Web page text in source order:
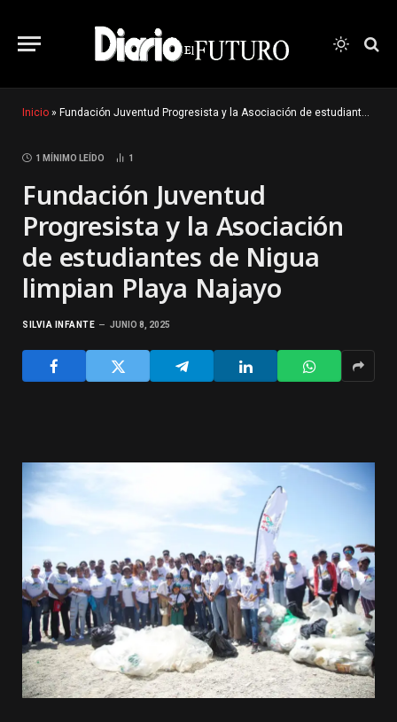
Inicio » Fundación Juventud Progresista y la Asociación de estudiantes de Nigua limpian Playa Najayo
1 MÍNIMO LEÍDO 1
Fundación Juventud
Progresista y la Asociación
de estudiantes de Nigua
limpian Playa Najayo
SILVIA INFANTE JUNIO 8, 2025